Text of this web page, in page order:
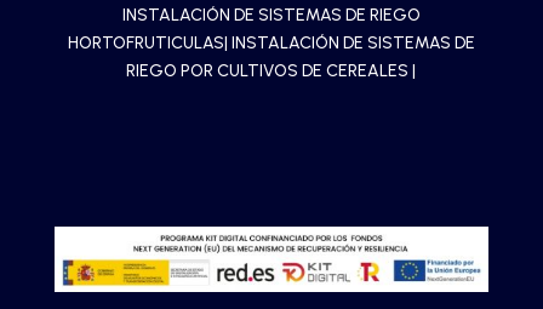
INSTALACIÓN DE SISTEMAS DE RIEGO
HORTOFRUTICULAS| INSTALACIÓN DE SISTEMAS DE
RIEGO POR CULTIVOS DE CEREALES |